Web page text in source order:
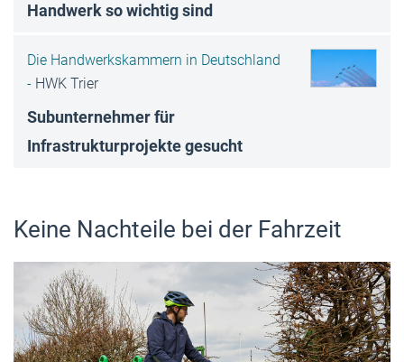
Handwerk so wichtig sind
Die Handwerkskammern in Deutschland
- HWK Trier
Subunternehmer für
Infrastrukturprojekte gesucht
Keine Nachteile bei der Fahrzeit